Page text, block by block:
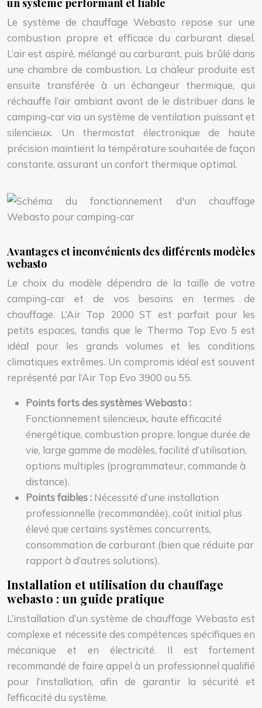
un système performant et fiable
Le système de chauffage Webasto repose sur une
combustion propre et efficace du carburant diesel.
L’air est aspiré, mélangé au carburant, puis brûlé dans
une chambre de combustion. La chaleur produite est
ensuite transférée à un échangeur thermique, qui
réchauffe l’air ambiant avant de le distribuer dans le
camping-car via un système de ventilation puissant et
silencieux. Un thermostat électronique de haute
précision maintient la température souhaitée de façon
constante, assurant un confort thermique optimal.
Avantages et inconvénients des différents modèles
webasto
Le choix du modèle dépendra de la taille de votre
camping-car et de vos besoins en termes de
chauffage. L’Air Top 2000 ST est parfait pour les
petits espaces, tandis que le Thermo Top Evo 5 est
idéal pour les grands volumes et les conditions
climatiques extrêmes. Un compromis idéal est souvent
représenté par l’Air Top Evo 3900 ou 55.
Points forts des systèmes Webasto :
Fonctionnement silencieux, haute efficacité
énergétique, combustion propre, longue durée de
vie, large gamme de modèles, facilité d’utilisation,
options multiples (programmateur, commande à
distance).
Points faibles : Nécessité d’une installation
professionnelle (recommandée), coût initial plus
élevé que certains systèmes concurrents,
consommation de carburant (bien que réduite par
rapport à d’autres solutions).
Installation et utilisation du chauffage
webasto : un guide pratique
L’installation d’un système de chauffage Webasto est
complexe et nécessite des compétences spécifiques en
mécanique et en électricité. Il est fortement
recommandé de faire appel à un professionnel qualifié
pour l’installation, afin de garantir la sécurité et
l’efficacité du système.